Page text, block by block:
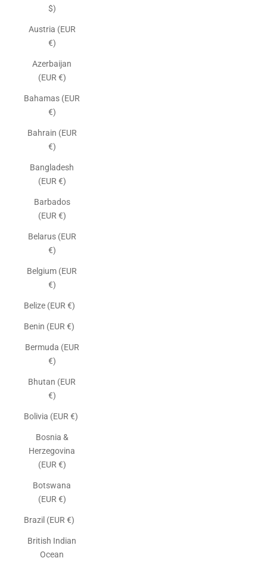
$)
Austria (EUR
€)
Azerbaijan
(EUR €)
Bahamas (EUR
€)
Bahrain (EUR
€)
Bangladesh
(EUR €)
Barbados
(EUR €)
Belarus (EUR
€)
Belgium (EUR
€)
Belize (EUR €)
Benin (EUR €)
Bermuda (EUR
€)
Bhutan (EUR
€)
Bolivia (EUR €)
Bosnia &
Herzegovina
(EUR €)
Botswana
(EUR €)
Brazil (EUR €)
British Indian
Ocean